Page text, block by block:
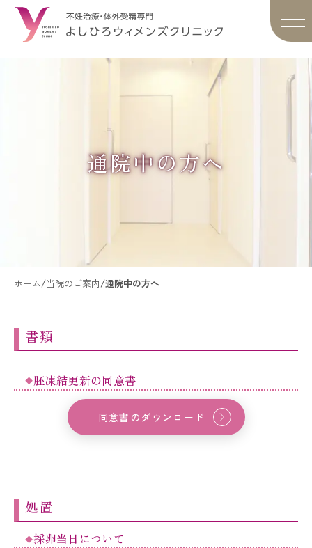
通院中の方へ
ホーム/当院のご案内/通院中の方へ
書類
胚凍結更新の同意書
同意書のダウンロード
処置
採卵当日について